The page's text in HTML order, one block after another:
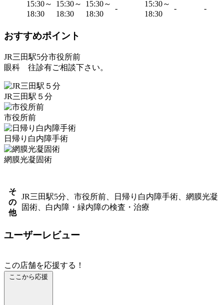
15:30～
18:30
15:30～
18:30
15:30～
18:30
-
15:30～
18:30
- -
おすすめポイント
JR三田駅5分市役所前
眼科 往診有ご相談下さい。
JR三田駅５分
市役所前
日帰り白内障手術
網膜光凝固術
そ
の
他
JR三田駅5分、市役所前、日帰り白内障手術、網膜光凝
固術、白内障・緑内障の検査・治療
ユーザーレビュー
この店舗を応援する！
ここから応援